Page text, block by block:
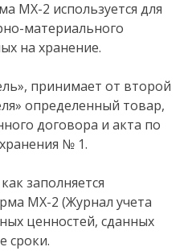
МХ-2 используется для
материального
на хранение.
принимает от второй
определенный товар,
договора и акта по
№ 1.
заполняется
МХ-2 (Журнал учета
ценностей, сданных
сроки.